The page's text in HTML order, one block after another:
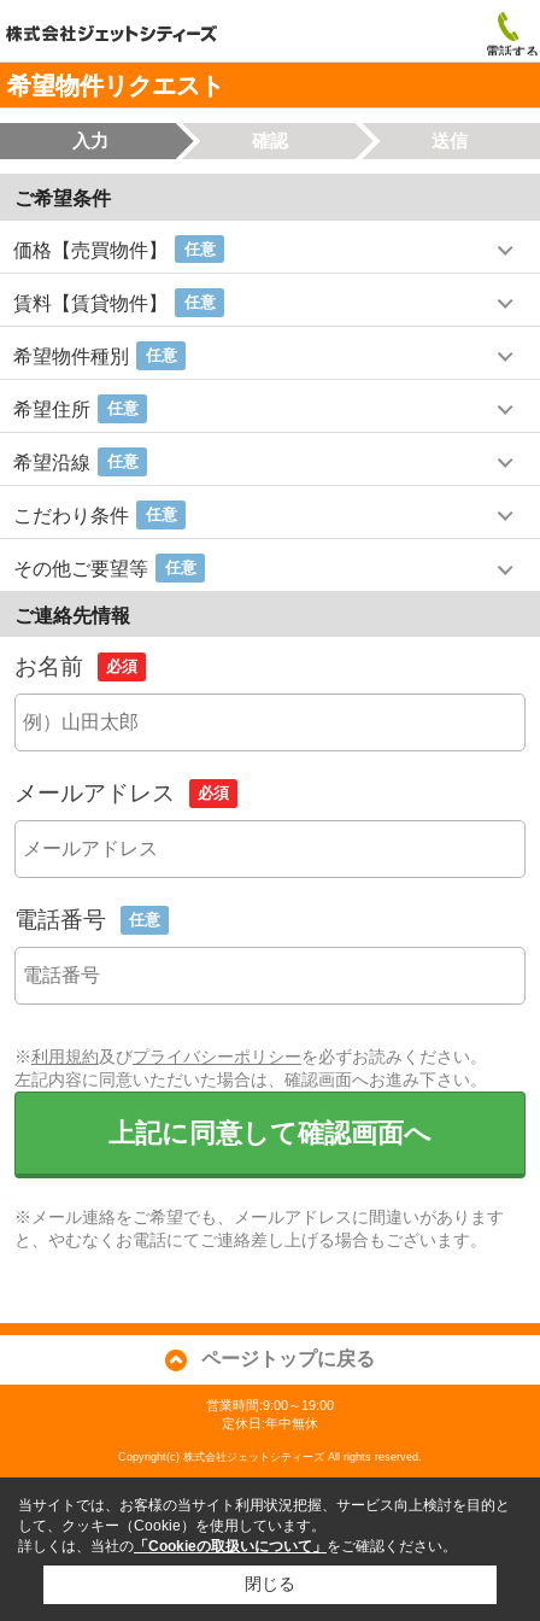
電話する
希望物件リクエスト
入力 確認 送信
ご希望条件
価格【売買物件】 任意
賃料【賃貸物件】 任意
希望物件種別 任意
希望住所 任意
希望沿線 任意
こだわり条件 任意
その他ご要望等 任意
ご連絡先情報
お名前 必須
メールアドレス 必須
電話番号 任意
※利用規約及びプライバシーポリシーを必ずお読みください。
左記内容に同意いただいた場合は、確認画面へお進み下さい。
上記に同意して確認画面へ
※メール連絡をご希望でも、メールアドレスに間違いがあります
と、やむなくお電話にてご連絡差し上げる場合もございます。
ページトップに戻る
営業時間:9:00～19:00
定休日:年中無休
Copyright(c) 株式会社ジェットシティーズ All rights reserved.
当サイトでは、お客様の当サイト利用状況把握、サービス向上検討を目的と
して、クッキー（Cookie）を使用しています。
詳しくは、当社の 「Cookieの取扱いについて」 をご確認ください。
閉じる